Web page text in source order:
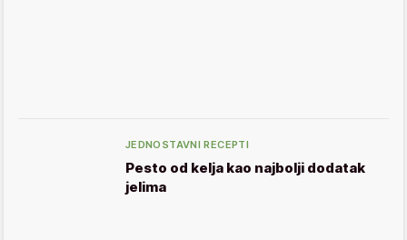
JEDNOSTAVNI RECEPTI
Pesto od kelja kao najbolji dodatak
jelima